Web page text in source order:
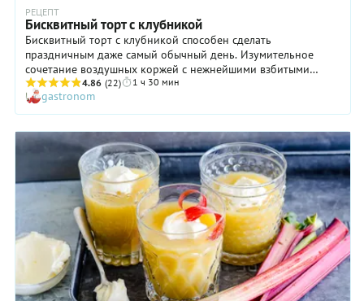
РЕЦЕПТ
Бисквитный торт с клубникой
Бисквитный торт с клубникой способен сделать
праздничным даже самый обычный день. Изумительное
сочетание воздушных коржей с нежнейшими взбитыми
сливками и сочными ягодами заставляет забыть о делах и
наслаждаться каждым кусочком десерта. Делайте это
медленно, растягивая удовольствие, и тогда процесс
дегустации превратится в настоящую медитацию. Готовить
бисквитный торт с клубникой не так уж и сложно, главное —
четко соблюдать все указания нашего рецепта. И помните,
что вкус десерта во многом зависит от качества ягод: чем
они свежее и ароматнее, тем более восхитительное
лакомство вы получите!
4.86 (22) 1 ч 30 мин
gastronom